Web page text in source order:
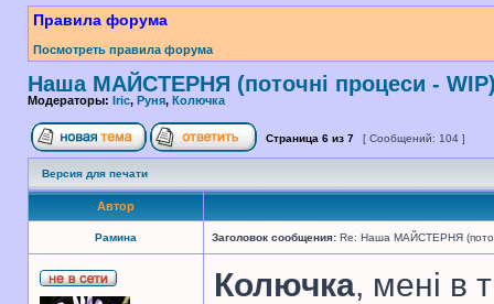
Правила форума
Посмотреть правила форума
Наша МАЙСТЕРНЯ (поточні процеси -
Модераторы: Iric, Руня, Колючка
Страница 6 из 7 [ Сообщений: 104 ]
Версия для печати
Автор
Рамина Заголовок сообщения: Re: Наша МАЙСТЕРНЯ
Колючка, мені в